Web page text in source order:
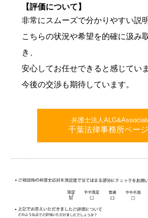
【評価について】
非常にスムーズで分かりやすい説
こちらの状況や希望を的確に汲み
き、
安心してお任せできると感じていま
今後の交渉も期待しています。
弁護士法人
千葉法律事務所ペー